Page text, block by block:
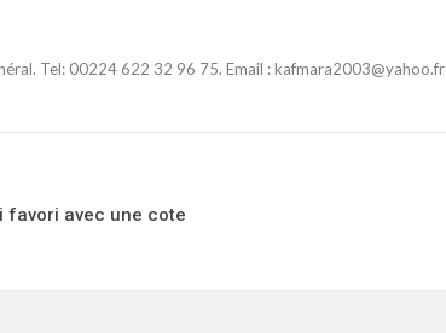
Tel: 00224 622 32 96 75. Email : kafmara2003@yahoo.fr
favori avec une cote